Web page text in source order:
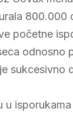
800.000
početne
odnosno
sukcesivno
u